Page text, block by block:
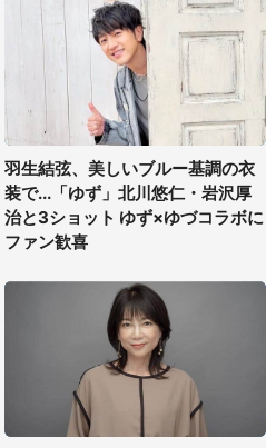
羽生結弦、美しいブルー基調の衣
装で...「ゆず」北川悠仁・岩沢厚
治と3ショット ゆず×ゆづコラボに
ファン歓喜